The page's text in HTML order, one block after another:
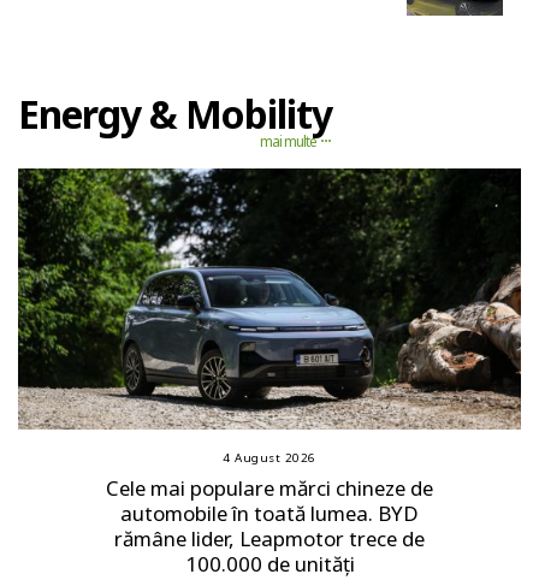
Energy & Mobility
mai multe
4 August 2026
Cele mai populare mărci chineze de
automobile în toată lumea. BYD
rămâne lider, Leapmotor trece de
100.000 de unități